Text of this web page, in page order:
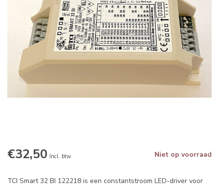
€32,50 Incl. btw Niet op voorraad
TCI Smart 32 BI 122218 is een constantstroom LED-driver voor